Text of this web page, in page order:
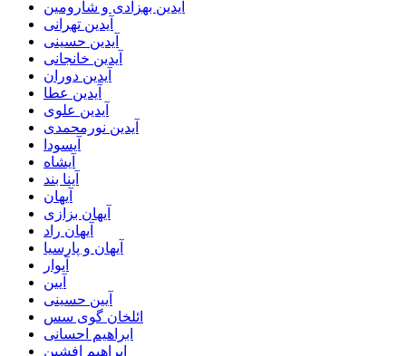
آیدین بهزادی و شارومین
آیدین تهرانی
آیدین حسینی
آیدین خانجانی
آیدین دوران
آیدین عطا
آیدین علوی
آیدین نورمحمدی
آیسودا
آیشاه
آینا بند
آیهان
آیهان بزازی
آیهان راد
آیهان و پارسیا
آیوار
آیین
آیین حسینی
ائلخان گوی سس
ابراهیم احسانی
ابراهیم افشین